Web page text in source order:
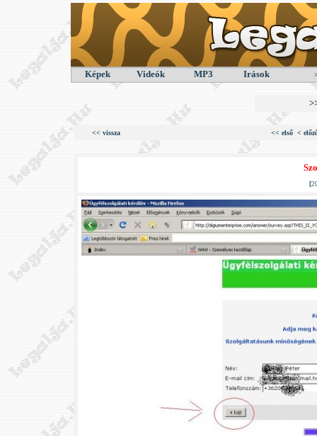
Képek Videók MP3 Irások
<< vissza << első <
[